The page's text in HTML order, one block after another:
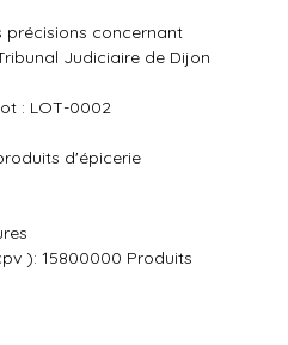
précisions concernant
Judiciaire de Dijon
: LOT-0002
d'épicerie
): 15800000 Produits